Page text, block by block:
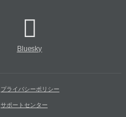
Bluesky
プライバシーポリシー
サポートセンター